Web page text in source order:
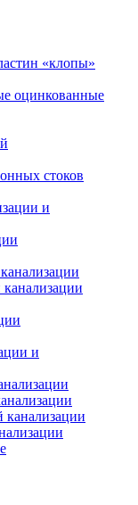
«клопы»
оцинкованные
стоков
и
и